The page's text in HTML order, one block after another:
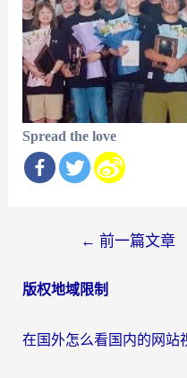
Spread the love
导
← 前一篇文章
版权地域限制